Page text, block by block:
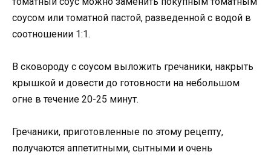
соусом или томатной пастой, разведенной с водой в
соотношении 1:1.
В сковороду с соусом выложить гречаники, накрыть
крышкой и довести до готовности на небольшом
огне в течение 20-25 минут.
Гречаники, приготовленные по этому рецепту,
получаются аппетитными, сытными и очень